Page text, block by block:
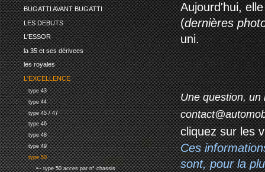
BUGATTI AVANT BUGATTI
LES DEBUTS
L'ESSOR
la 35 et ses dérivees
les royales
L'EXCELLENCE
type 43
type 44
type 45 / 47
type 46
type 48
type 49
type 50
•-- type 50 acces par n° chassis
Aujourd'hui,
(dernières
uni.
Une question, un
cliquez sur les
Ces
sont, pour la